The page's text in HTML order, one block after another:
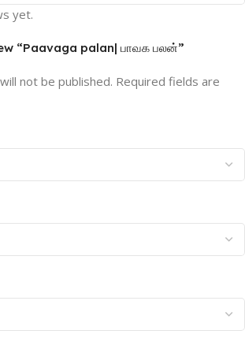
yet.
“Paavaga palan| பாவக பலன்”
not be published. Required fields are